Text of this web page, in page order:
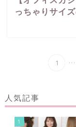
っちゃりサイ
1 ...
人気記事
1